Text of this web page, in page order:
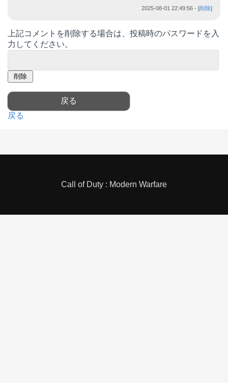
2025-08-01 22:49:56 - [削除]
上記コメントを削除する場合は、投稿時のパスワードを入
力してください。
戻る
Call of Duty : Modern Warfare